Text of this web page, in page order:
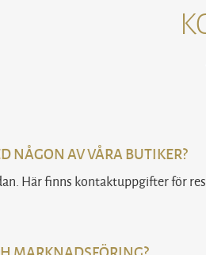
NÅGON AV VÅRA BUTIKER?
Här finns kontaktuppgifter för